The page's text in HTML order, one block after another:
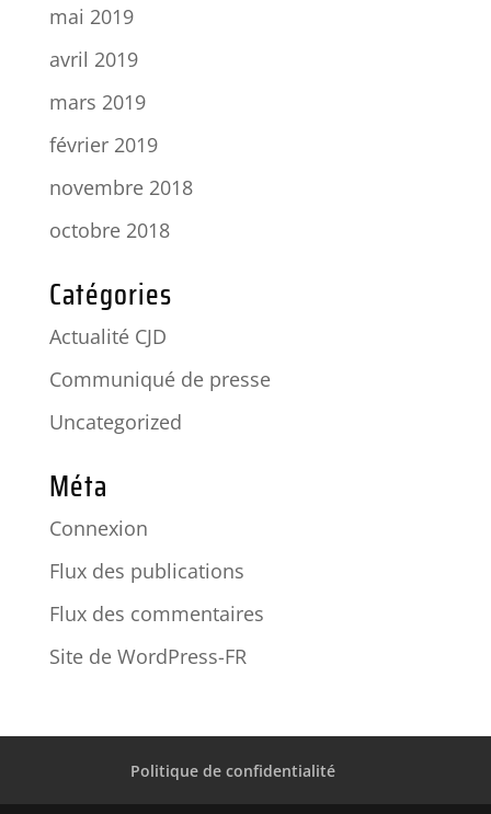
mai 2019
avril 2019
mars 2019
février 2019
novembre 2018
octobre 2018
Catégories
Actualité CJD
Communiqué de presse
Uncategorized
Méta
Connexion
Flux des publications
Flux des commentaires
Site de WordPress-FR
Politique de confidentialité